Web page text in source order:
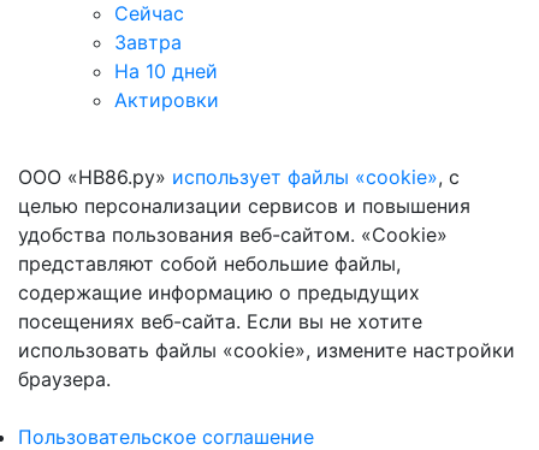
Сейчас
Завтра
На 10 дней
Актировки
ООО «НВ86.ру» использует файлы «cookie», с
целью персонализации сервисов и повышения
удобства пользования веб-сайтом. «Cookie»
представляют собой небольшие файлы,
содержащие информацию о предыдущих
посещениях веб-сайта. Если вы не хотите
использовать файлы «cookie», измените настройки
браузера.
Пользовательское соглашение